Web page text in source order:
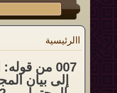
االرئيسية
007 من
إلى بيان